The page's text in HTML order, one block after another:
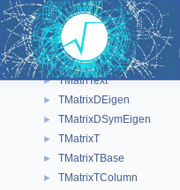
► TMapRec
► TMarker
► TMarker3DBox
► TMaterial
► TMathText
► TMatrixDEigen
► TMatrixDSymEigen
► TMatrixT
► TMatrixTBase
► TMatrixTColumn